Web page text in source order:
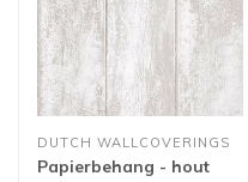
DUTCH WALLCOVERINGS
Papierbehang - hout